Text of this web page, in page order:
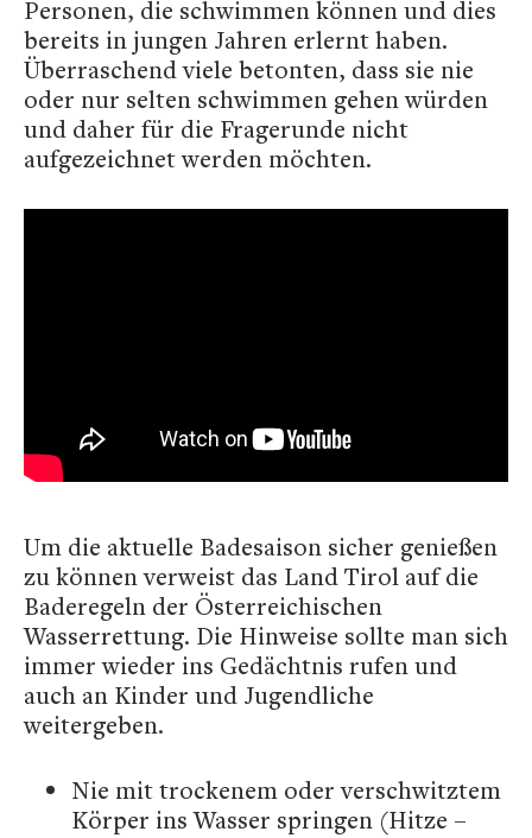
Personen, die schwimmen können und dies
bereits in jungen Jahren erlernt haben.
Überraschend viele betonten, dass sie nie
oder nur selten schwimmen gehen würden
und daher für die Fragerunde nicht
aufgezeichnet werden möchten.
Um die aktuelle Badesaison sicher genießen
zu können verweist das Land Tirol auf die
Baderegeln der Österreichischen
Wasserrettung. Die Hinweise sollte man sich
immer wieder ins Gedächtnis rufen und
auch an Kinder und Jugendliche
weitergeben.
Nie mit trockenem oder verschwitztem
Körper ins Wasser springen (Hitze –